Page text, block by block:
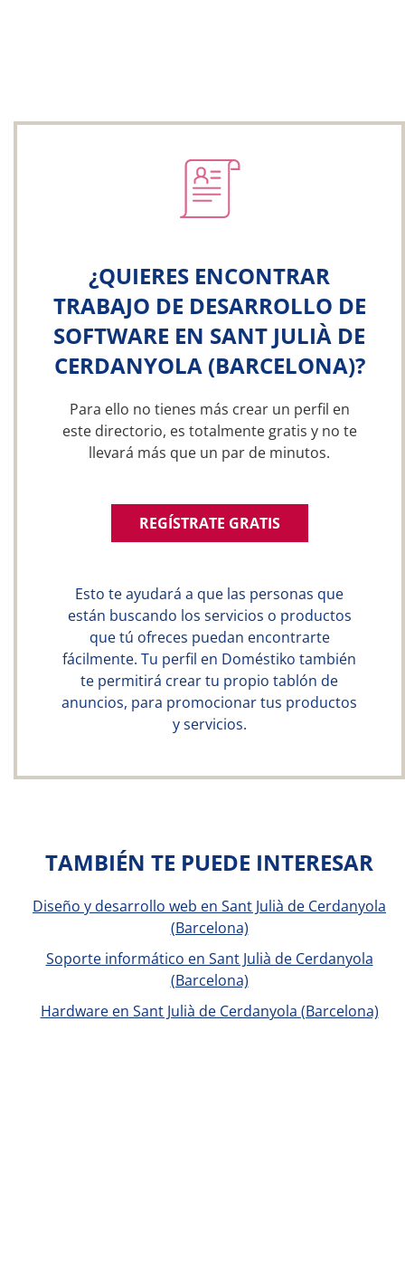
¿QUIERES ENCONTRAR
TRABAJO DE DESARROLLO DE
SOFTWARE EN SANT JULIÀ DE
CERDANYOLA (BARCELONA)?
Para ello no tienes más crear un perfil en
este directorio, es totalmente gratis y no te
llevará más que un par de minutos.
REGÍSTRATE GRATIS
Esto te ayudará a que las personas que
están buscando los servicios o productos
que tú ofreces puedan encontrarte
fácilmente. Tu perfil en Doméstiko también
te permitirá crear tu propio tablón de
anuncios, para promocionar tus productos
y servicios.
TAMBIÉN TE PUEDE INTERESAR
Diseño y desarrollo web en Sant Julià de Cerdanyola
(Barcelona)
Soporte informático en Sant Julià de Cerdanyola
(Barcelona)
Hardware en Sant Julià de Cerdanyola (Barcelona)